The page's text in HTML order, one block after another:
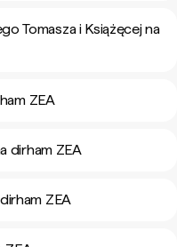
Tomasza i Książęcej na
ZEA
dirham ZEA
ZEA